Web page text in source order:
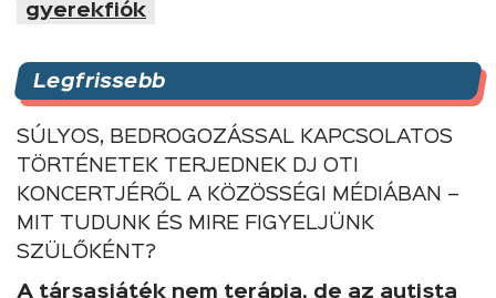
gyerekfiók
Legfrissebb
SÚLYOS, BEDROGOZÁSSAL KAPCSOLATOS
TÖRTÉNETEK TERJEDNEK DJ OTI
KONCERTJÉRŐL A KÖZÖSSÉGI MÉDIÁBAN –
MIT TUDUNK ÉS MIRE FIGYELJÜNK
SZÜLŐKÉNT?
A társasjáték nem terápia, de az autista